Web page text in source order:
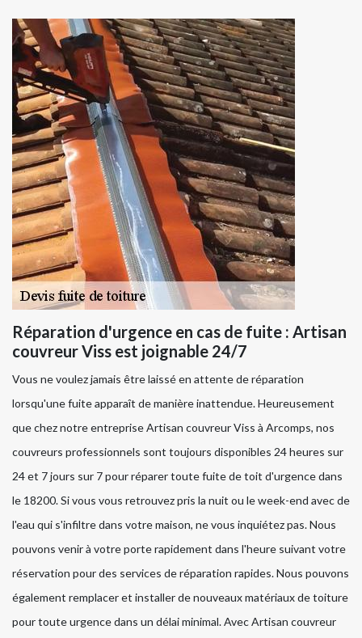
Réparation d'urgence en cas de fuite : Artisan
couvreur Viss est joignable 24/7
Vous ne voulez jamais être laissé en attente de réparation
lorsqu'une fuite apparaît de manière inattendue. Heureusement
que chez notre entreprise Artisan couvreur Viss à Arcomps, nos
couvreurs professionnels sont toujours disponibles 24 heures sur
24 et 7 jours sur 7 pour réparer toute fuite de toit d'urgence dans
le 18200. Si vous vous retrouvez pris la nuit ou le week-end avec de
l'eau qui s'infiltre dans votre maison, ne vous inquiétez pas. Nous
pouvons venir à votre porte rapidement dans l'heure suivant votre
réservation pour des services de réparation rapides. Nous pouvons
également remplacer et installer de nouveaux matériaux de toiture
pour toute urgence dans un délai minimal. Avec Artisan couvreur